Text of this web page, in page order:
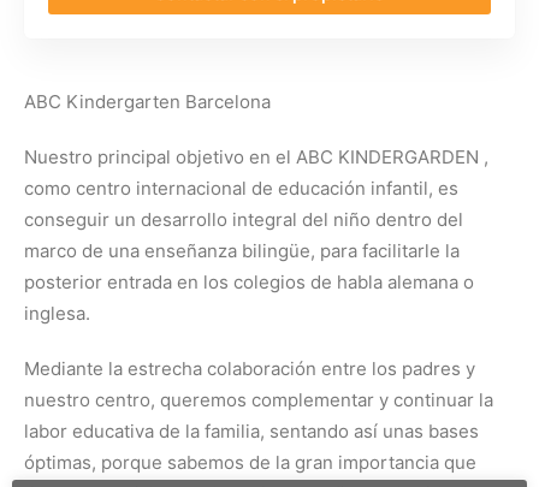
ABC Kindergarten Barcelona
Nuestro principal objetivo en el ABC KINDERGARDEN ,
como centro internacional de educación infantil, es
conseguir un desarrollo integral del niño dentro del
marco de una enseñanza bilingüe, para facilitarle la
posterior entrada en los colegios de habla alemana o
inglesa.
Mediante la estrecha colaboración entre los padres y
nuestro centro, queremos complementar y continuar la
labor educativa de la familia, sentando así unas bases
óptimas, porque sabemos de la gran importancia que